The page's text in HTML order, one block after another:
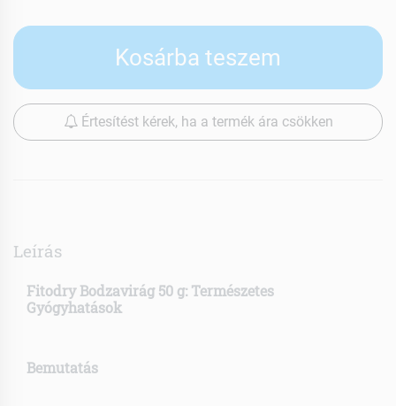
Kosárba teszem
Értesítést kérek, ha a termék ára csökken
Leírás
Fitodry Bodzavirág 50 g: Természetes
Gyógyhatások
Bemutatás